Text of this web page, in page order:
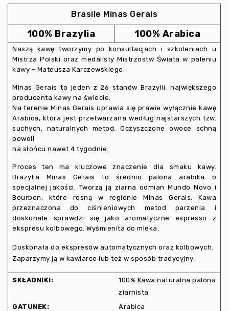
Brasile Minas Gerais
100% Brazylia 100% Arabica
Naszą kawę tworzymy po konsultacjach i szkoleniach u
Mistrza Polski oraz medalisty Mistrzostw Świata w paleniu
kawy – Mateusza Karczewskiego.
Minas Gerais to jeden z 26 stanów Brazylii, największego
producenta kawy na świecie.
Na terenie Minas Gerais uprawia się prawie wyłącznie kawę
Arabica, która jest przetwarzana według najstarszych tzw.
suchych, naturalnych metod. Oczyszczone owoce schną
powoli
na słońcu nawet 4 tygodnie.
Proces ten ma kluczowe znaczenie dla smaku kawy.
Brazylia Minas Gerais to średnio palona arabika o
specjalnej jakości. Tworzą ją ziarna odmian Mundo Novo i
Bourbon, które rosną w regionie Minas Gerais. Kawa
przeznaczona do ciśnieniowych metod parzenia i
doskonale sprawdzi się jako aromatyczne espresso z
ekspresu kolbowego. Wyśmienita do mleka.
Doskonała do ekspresów automatycznych oraz kolbowych.
Zaparzymy ją w kawiarce lub też w sposób tradycyjny.
SKŁADNIKI:
100% Kawa naturalna palona
ziarnista
GATUNEK:
Arabica